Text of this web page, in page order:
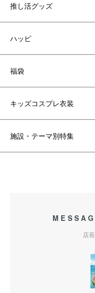
推し活グッズ
ハッピ
福袋
キッズコスプレ衣装
施設・テーマ別特集
店